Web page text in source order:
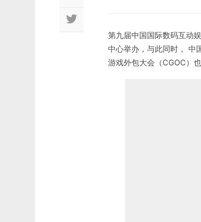
第九届中国国际数码互动
中心举办，与此同时， 中
游戏外包大会（CGOC）